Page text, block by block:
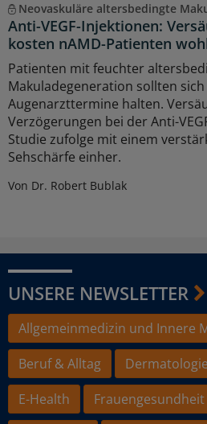
Neovaskuläre altersbedingte
Anti-VEGF-Injektionen:
kosten nAMD-Patienten
Patienten mit feuchter
Makuladegeneration sollten
Augenarzttermine halten.
Verzögerungen bei der Anti-
Studie zufolge mit einem
Sehschärfe einher.
Von Dr. Robert Bublak
UNSERE NEWSLETTER
Allgemeinmedizin und Innere
Beruf & Alltag
Dermatologie
E-Health
Frauengesundheit